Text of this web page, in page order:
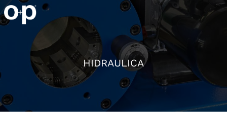
HIDRAULICA